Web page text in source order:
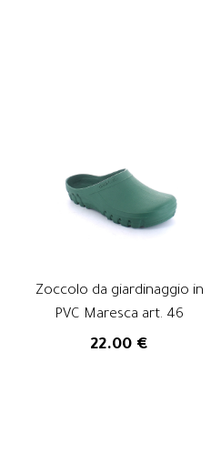
Zoccolo da giardinaggio in
PVC Maresca art. 46
22.00 €